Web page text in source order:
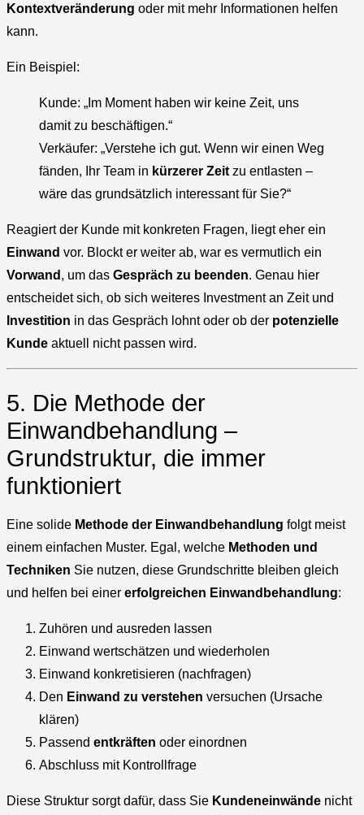
Kontextveränderung oder mit mehr Informationen helfen
kann.
Ein Beispiel:
Kunde: „Im Moment haben wir keine Zeit, uns
damit zu beschäftigen.“
Verkäufer: „Verstehe ich gut. Wenn wir einen Weg
fänden, Ihr Team in kürzerer Zeit zu entlasten –
wäre das grundsätzlich interessant für Sie?“
Reagiert der Kunde mit konkreten Fragen, liegt eher ein
Einwand vor. Blockt er weiter ab, war es vermutlich ein
Vorwand , um das Gespräch zu beenden. Genau hier
entscheidet sich, ob sich weiteres Investment an Zeit und
Investition in das Gespräch lohnt oder ob der potenzielle
Kunde aktuell nicht passen wird.
5. Die Methode der
Einwandbehandlung –
Grundstruktur, die immer
funktioniert
Eine solide Methode der Einwandbehandlung folgt meist
einem einfachen Muster. Egal, welche Methoden und
Techniken Sie nutzen, diese Grundschritte bleiben gleich
und helfen bei einer erfolgreichen Einwandbehandlung:
Zuhören und ausreden lassen
Einwand wertschätzen und wiederholen
Einwand konkretisieren (nachfragen)
Den Einwand zu verstehen versuchen (Ursache
klären)
Passend entkräften oder einordnen
Abschluss mit Kontrollfrage
Diese Struktur sorgt dafür, dass Sie Kundeneinwände nicht